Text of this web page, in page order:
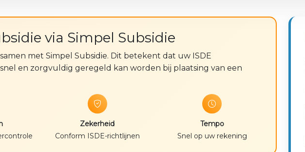
via Simpel Subsidie
met Simpel Subsidie. Dit betekent dat uw ISDE
en zorgvuldig geregeld kan worden bij plaatsing van een
Zekerheid
Conform ISDE-richtlijnen
Tempo
Snel op uw rekening